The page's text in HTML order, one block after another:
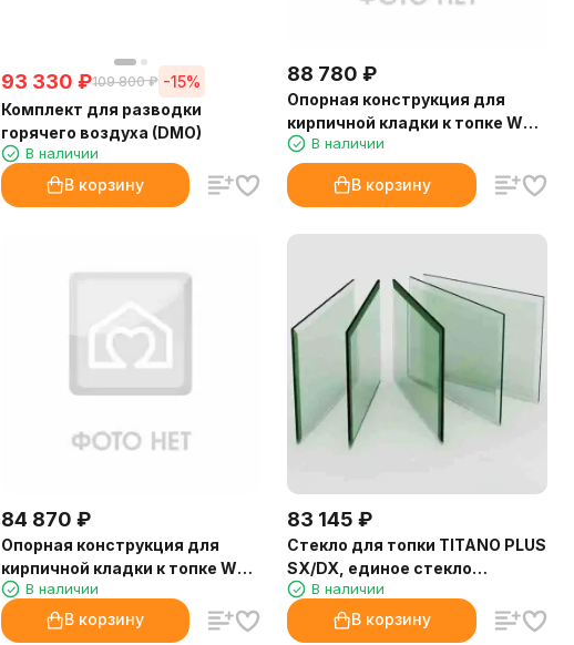
93 330 ₽109 800 ₽ -15%
Комплект для разводки
горячего воздуха (DMO)
В наличии
В корзину
88 780 ₽
Опорная конструкция для
кирпичной кладки к топке WT
86 Corner Left (Palazzetti)
В наличии
В корзину
84 870 ₽
Опорная конструкция для
кирпичной кладки к топке WT
78 Corner Right (Palazzetti)
В наличии
В корзину
83 145 ₽
Стекло для топки TITANO PLUS
SX/DX, единое стекло
(EdilKamin)
В наличии
В корзину